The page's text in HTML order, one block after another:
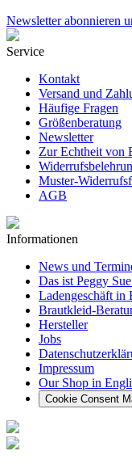
Newsletter abonnieren
Service
Kontakt
Versand und
Häufige Fragen
Größenberatung
Newsletter
Zur Echtheit von
Muster-
AGB
Informationen
News und
Das ist Peggy
Ladengeschäft in
Brautkleid-
Hersteller
Jobs
Impressum
Our Shop in
Cookie Consent